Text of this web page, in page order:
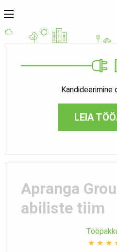
Kandideerimine
LEIA
Apranga
abiliste tiim
★ ★ ★